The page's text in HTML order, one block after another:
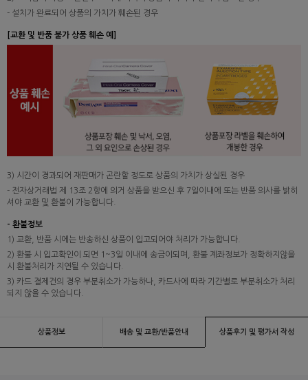
- 설치가 완료되어 상품의 가치가 훼손된 경우
[교환 및 반품 불가 상품 훼손 예]
3) 시간이 경과되어 재판매가 곤란할 정도로 상품의 가치가 상실된 경우
- 전자상거래법 제 13조 2항에 의거 상품을 받으신 후 7일이내에 또는 반품 의사를 밝히
셔야 교환 및 환불이 가능합니다.
- 환불정보
1) 교환, 반품 시에는 반송하신 상품이 입고되어야 처리가 가능합니다.
2) 환불 시 입고확인이 되면 1~3일 이내에 송금이되며, 환불 계좌정보가 정확하지않을
시 환불처리가 지연될 수 있습니다.
3) 카드 결제건의 경우 부분취소가 가능하나, 카드사에 따라 기간별로 부분취소가 처리
되지 않을 수 있습니다.
상품정보 배송 및 교환/반품안내 상품후기 및 평가서 작성